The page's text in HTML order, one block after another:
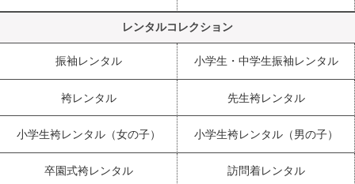
レンタルコレクション
振袖レンタル 小学生・中学生振袖レンタル
袴レンタル 先生袴レンタル
小学生袴レンタル（女の子） 小学生袴レンタル（男の子）
卒園式袴レンタル 訪問着レンタル